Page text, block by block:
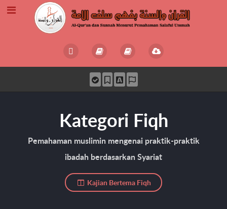
Kategori Fiqh
Pemahaman muslimin mengenai praktik-praktik
ibadah berdasarkan Syariat
Kajian Bertema Fiqh